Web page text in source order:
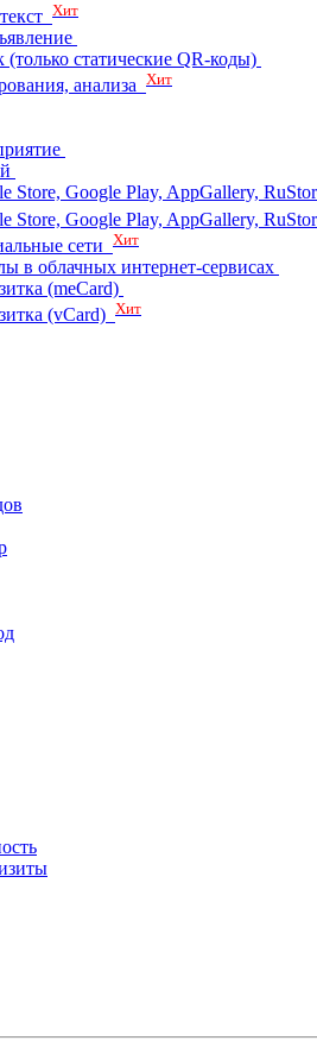
Хит
статические QR-коды)
анализа Хит
Store, Google Play, AppGallery,
Store, Google Play, AppGallery,
сети Хит
в облачных интернет-сервисах
(meCard)
(vCard) Хит